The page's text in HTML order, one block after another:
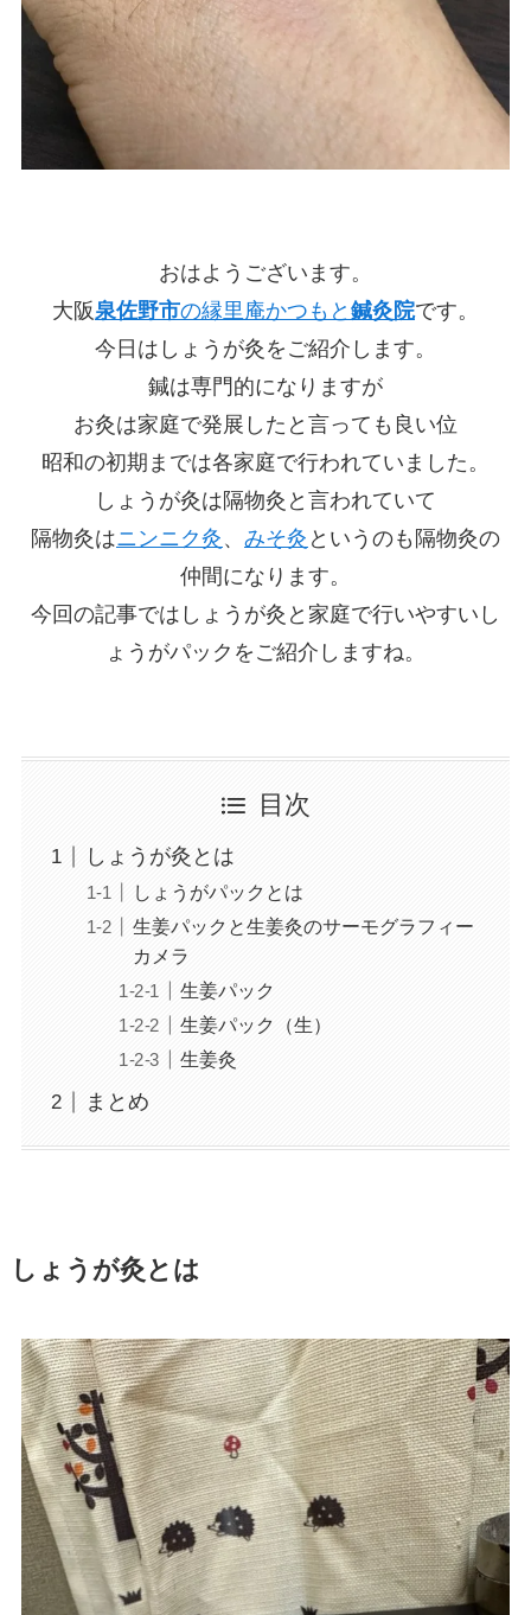
おはようございます。
大阪泉佐野市の縁里庵かつもと 鍼灸院です。
今日はしょうが灸をご紹介します。
鍼は専門的になりますが
お灸は家庭で発展したと言っても良い位
昭和の初期までは各家庭で行われていました。
しょうが灸は隔物灸と言われていて
隔物灸はニンニク灸 、 みそ灸 というのも隔物灸の
仲間になります。
今回の記事ではしょうが灸と家庭で行いやすいし
ょうがパックをご紹介しますね。
目次
しょうが灸とは
しょうがパックとは
生姜パックと生姜灸のサーモグラフィー
カメラ
生姜パック
生姜パック（生）
生姜灸
まとめ
しょうが灸とは